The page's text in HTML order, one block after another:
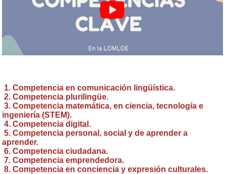
1. Competencia en comunicación lingüística.
2.Competencia plurilingüe.
3.Competencia matemática, en ciencia, tecnología e
ingeniería (STEM).
4.Competenciadigital.
5.Competencia personal, social y de aprender a
aprender.
6.Competenciaciudadana.
7.Competenciaemprendedora.
8.Competenciaen conciencia y expresión culturales.